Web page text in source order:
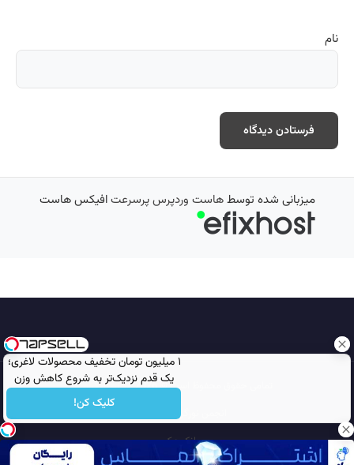
۱ میلیون تومان تخفیف محصولات لاغری؛
یک قدم نزدیک‌تر به شروع کاهش وزن
کلیک کن!
نام
میزبانی شده توسطهاست وردپرس پرسرعتافیکس هاست
تمامی حقوق محفوظ است © 2026
مجله نورگرام
انجمن نورگرام
بانک عکس
سایت هم معنی